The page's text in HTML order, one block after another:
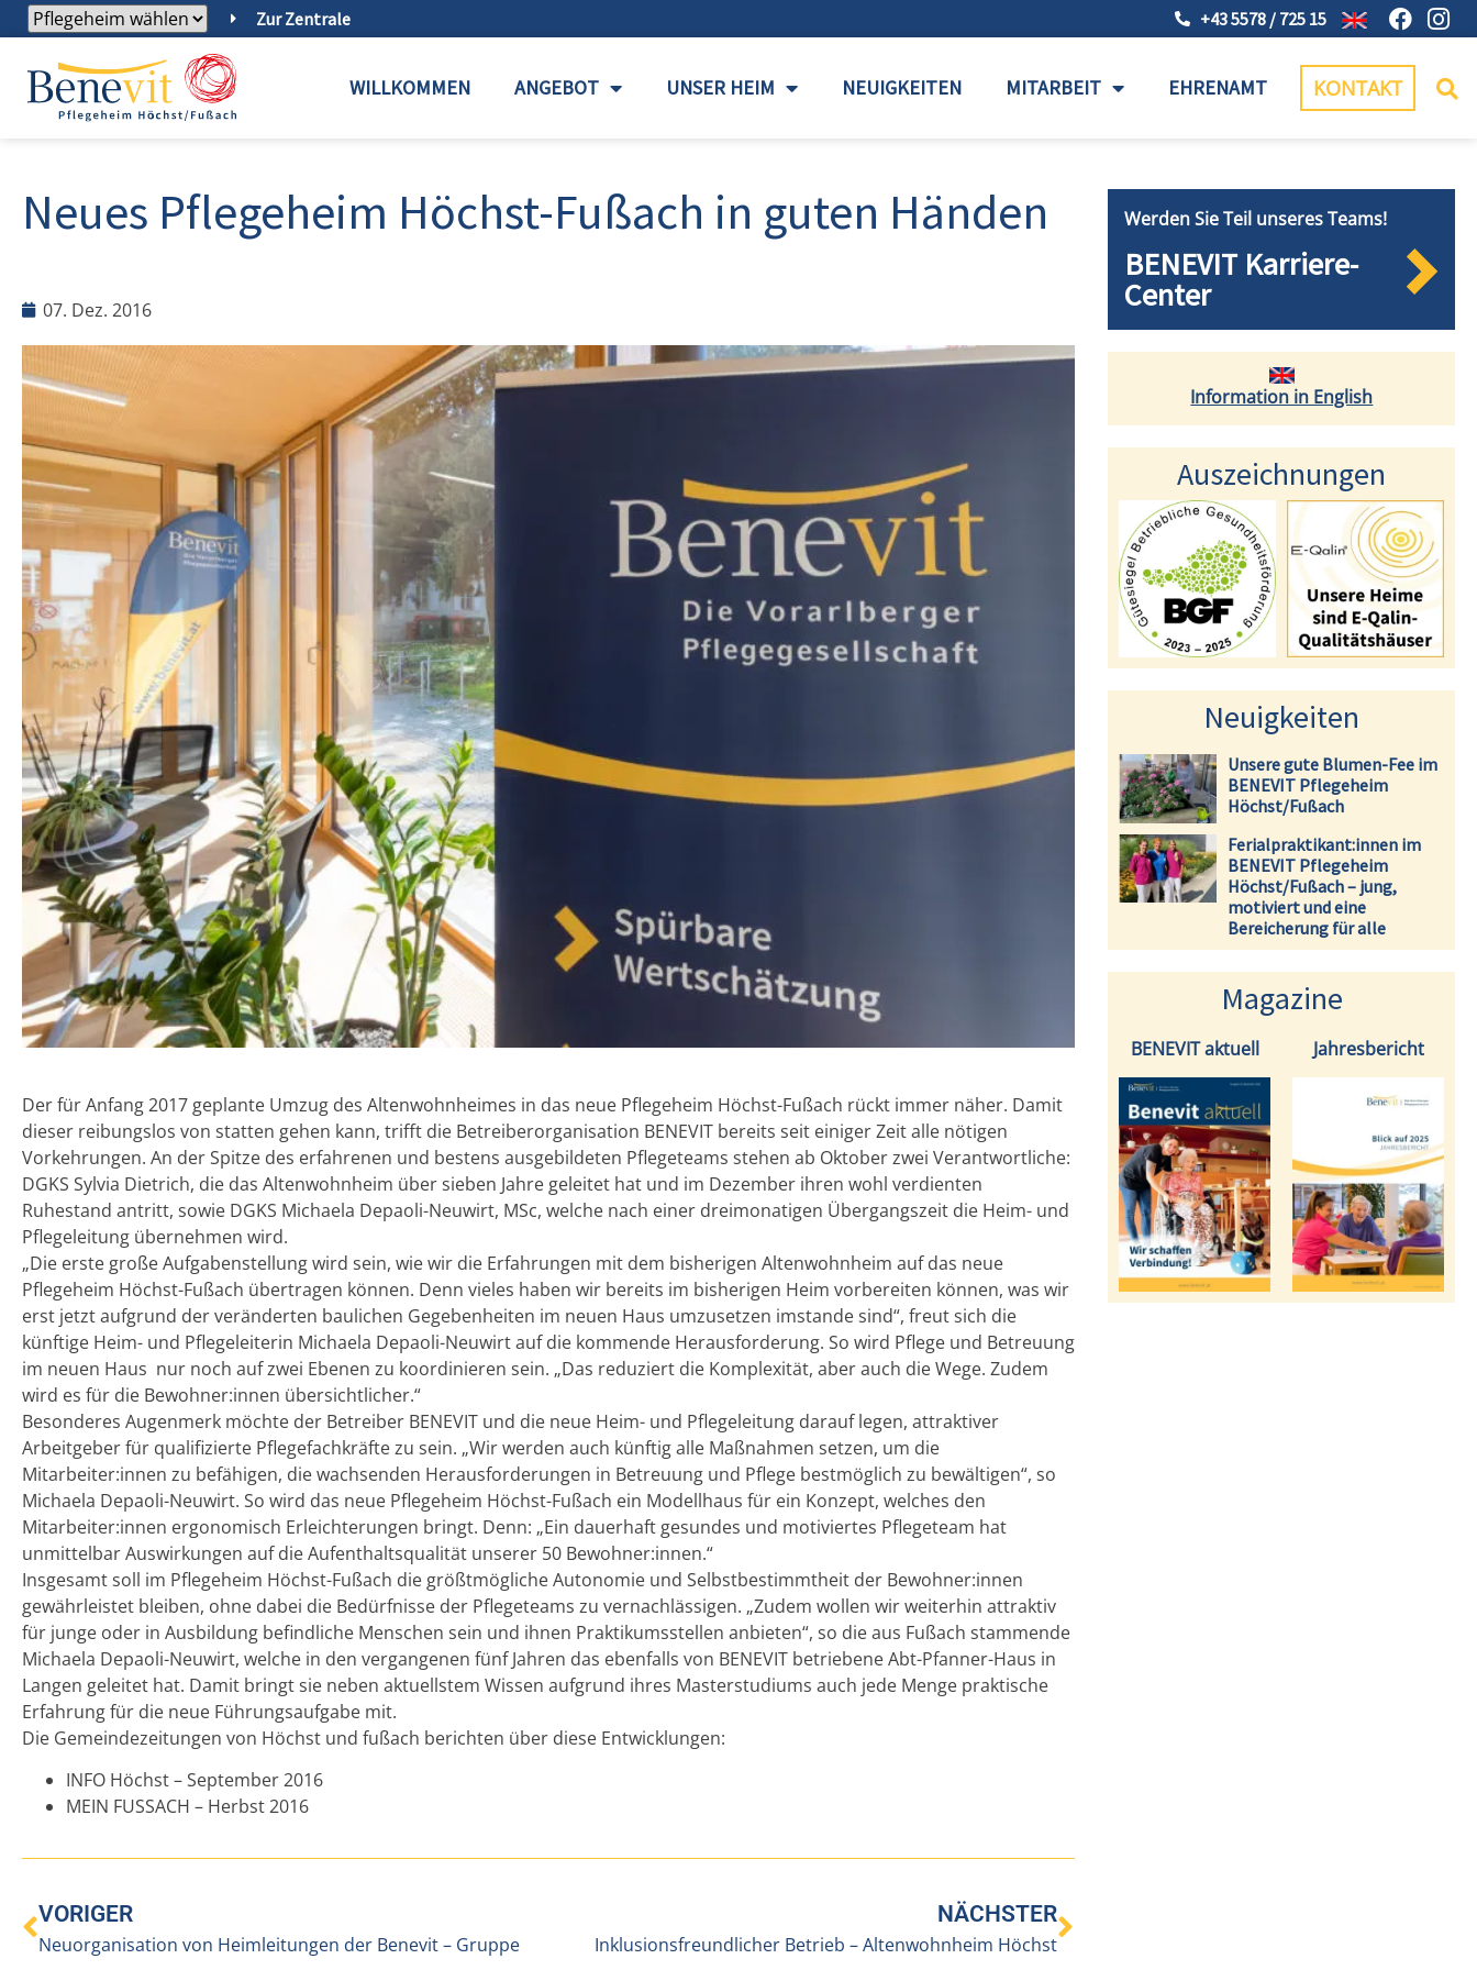
Zur Zentrale +43 5578 / 725 15
WILLKOMMEN ANGEBOT UNSER HEIM NEUIGKEITEN MITARBEIT EHRENAMT KONTAKT
Neues Pflegeheim Höchst-Fußach in guten Händen
07. Dez. 2016
Der für Anfang 2017 geplante Umzug des Altenwohnheimes in das neue Pflegeheim Höchst-Fußach rückt immer näher. Damit
dieser reibungslos von statten gehen kann, trifft die Betreiberorganisation BENEVIT bereits seit einiger Zeit alle nötigen
Vorkehrungen. An der Spitze des erfahrenen und bestens ausgebildeten Pflegeteams stehen ab Oktober zwei Verantwortliche:
DGKS Sylvia Dietrich, die das Altenwohnheim über sieben Jahre geleitet hat und im Dezember ihren wohl verdienten
Ruhestand antritt, sowie DGKS Michaela Depaoli-Neuwirt, MSc, welche nach einer dreimonatigen Übergangszeit die Heim- und
Pflegeleitung übernehmen wird.
„Die erste große Aufgabenstellung wird sein, wie wir die Erfahrungen mit dem bisherigen Altenwohnheim auf das neue
Pflegeheim Höchst-Fußach übertragen können. Denn vieles haben wir bereits im bisherigen Heim vorbereiten können, was wir
erst jetzt aufgrund der veränderten baulichen Gegebenheiten im neuen Haus umzusetzen imstande sind“, freut sich die
künftige Heim- und Pflegeleiterin Michaela Depaoli-Neuwirt auf die kommende Herausforderung. So wird Pflege und Betreuung
im neuen Haus nur noch auf zwei Ebenen zu koordinieren sein. „Das reduziert die Komplexität, aber auch die Wege. Zudem
wird es für die Bewohner:innen übersichtlicher.“
Besonderes Augenmerk möchte der Betreiber BENEVIT und die neue Heim- und Pflegeleitung darauf legen, attraktiver
Arbeitgeber für qualifizierte Pflegefachkräfte zu sein. „Wir werden auch künftig alle Maßnahmen setzen, um die
Mitarbeiter:innen zu befähigen, die wachsenden Herausforderungen in Betreuung und Pflege bestmöglich zu bewältigen“, so
Michaela Depaoli-Neuwirt. So wird das neue Pflegeheim Höchst-Fußach ein Modellhaus für ein Konzept, welches den
Mitarbeiter:innen ergonomisch Erleichterungen bringt. Denn: „Ein dauerhaft gesundes und motiviertes Pflegeteam hat
unmittelbar Auswirkungen auf die Aufenthaltsqualität unserer 50 Bewohner:innen.“
Insgesamt soll im Pflegeheim Höchst-Fußach die größtmögliche Autonomie und Selbstbestimmtheit der Bewohner:innen
gewährleistet bleiben, ohne dabei die Bedürfnisse der Pflegeteams zu vernachlässigen. „Zudem wollen wir weiterhin attraktiv
für junge oder in Ausbildung befindliche Menschen sein und ihnen Praktikumsstellen anbieten“, so die aus Fußach stammende
Michaela Depaoli-Neuwirt, welche in den vergangenen fünf Jahren das ebenfalls von BENEVIT betriebene Abt-Pfanner-Haus in
Langen geleitet hat. Damit bringt sie neben aktuellstem Wissen aufgrund ihres Masterstudiums auch jede Menge praktische
Erfahrung für die neue Führungsaufgabe mit.
Die Gemeindezeitungen von Höchst und fußach berichten über diese Entwicklungen:
INFO Höchst – September 2016
MEIN FUSSACH – Herbst 2016
VORIGER
Neuorganisation von Heimleitungen der Benevit – Gruppe
NÄCHSTER
Inklusionsfreundlicher Betrieb – Altenwohnheim Höchst
Werden Sie Teil unseres Teams!
BENEVIT Karriere-
Center
Information in English
Auszeichnungen
Neuigkeiten
Unsere gute Blumen-Fee im
BENEVIT Pflegeheim
Höchst/Fußach
Ferialpraktikant:innen im
BENEVIT Pflegeheim
Höchst/Fußach – jung,
motiviert und eine
Bereicherung für alle
Magazine
BENEVIT aktuell Jahresbericht